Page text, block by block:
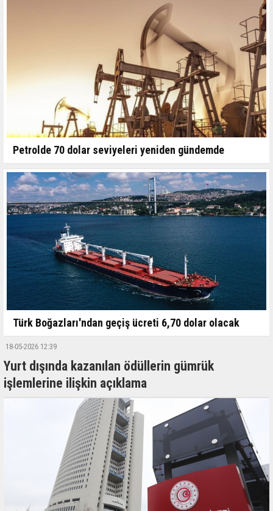
Petrolde 70 dolar seviyeleri yeniden gündemde
Türk Boğazları'ndan geçiş ücreti 6,70 dolar olacak
18-05-2026 12:39
Yurt dışında kazanılan ödüllerin gümrük
işlemlerine ilişkin açıklama